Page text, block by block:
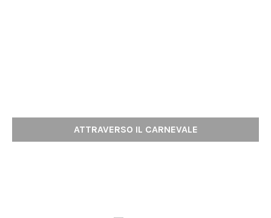
ATTRAVERSO IL CARNEVALE